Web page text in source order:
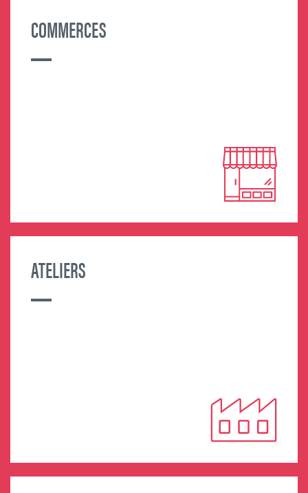
COMMERCES
ATELIERS